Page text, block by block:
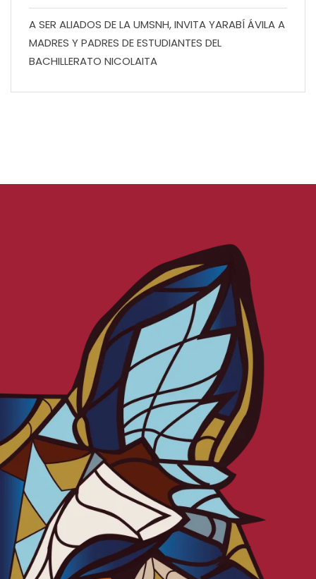
A SER ALIADOS DE LA UMSNH, INVITA YARABÍ ÁVILA A
MADRES Y PADRES DE ESTUDIANTES DEL
BACHILLERATO NICOLAITA